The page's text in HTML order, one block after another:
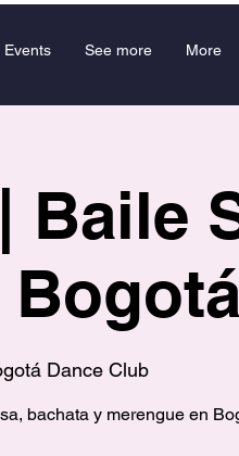
Events See more More
Baile
Dance Club
bachata y merengue en